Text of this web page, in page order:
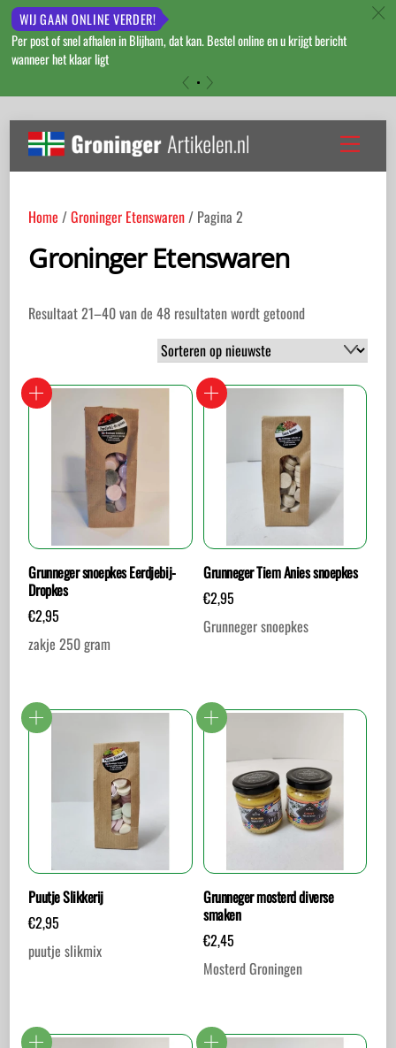
WIJ GAAN ONLINE VERDER!
Per post of snel afhalen in Blijham, dat kan. Bestel online en u krijgt bericht
wanneer het klaar ligt
c
content
Menu
Home /Groninger Etenswaren/ Pagina 2
Groninger Etenswaren
Resultaat 21–40 van de 48 resultaten wordt getoondGesorteerd
op
nieuwste
Grunneger snoepkes Eerdjebij-
Dropkes
€2,95
zakje 250 gram
Grunneger Tiem Anies snoepkes
€2,95
Grunneger snoepkes
Puutje Slikkerij
€2,95
puutje slikmix
Grunneger mosterd diverse
smaken
€2,45
Mosterd Groningen